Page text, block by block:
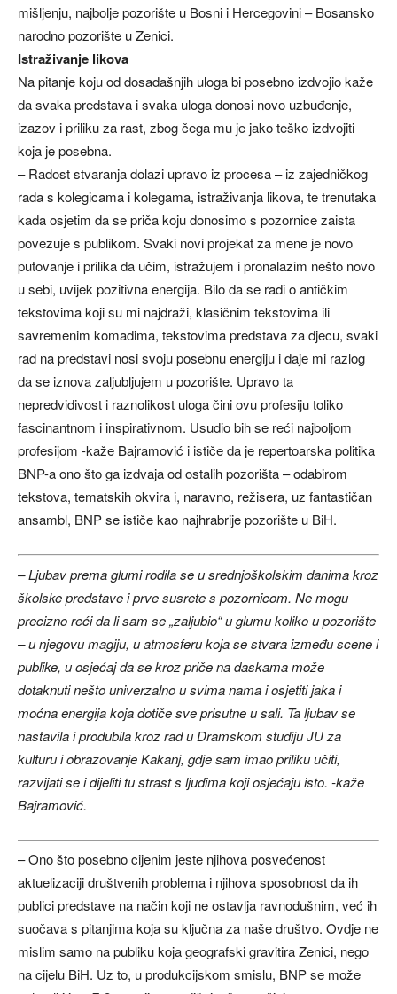
mišljenju, najbolje pozorište u Bosni i Hercegovini – Bosansko
narodno pozorište u Zenici.
Istraživanje likova
Na pitanje koju od dosadašnjih uloga bi posebno izdvojio kaže
da svaka predstava i svaka uloga donosi novo uzbuđenje,
izazov i priliku za rast, zbog čega mu je jako teško izdvojiti
koja je posebna.
– Radost stvaranja dolazi upravo iz procesa – iz zajedničkog
rada s kolegicama i kolegama, istraživanja likova, te trenutaka
kada osjetim da se priča koju donosimo s pozornice zaista
povezuje s publikom. Svaki novi projekat za mene je novo
putovanje i prilika da učim, istražujem i pronalazim nešto novo
u sebi, uvijek pozitivna energija. Bilo da se radi o antičkim
tekstovima koji su mi najdraži, klasičnim tekstovima ili
savremenim komadima, tekstovima predstava za djecu, svaki
rad na predstavi nosi svoju posebnu energiju i daje mi razlog
da se iznova zaljubljujem u pozorište. Upravo ta
nepredvidivost i raznolikost uloga čini ovu profesiju toliko
fascinantnom i inspirativnom. Usudio bih se reći najboljom
profesijom -kaže Bajramović i ističe da je repertoarska politika
BNP-a ono što ga izdvaja od ostalih pozorišta – odabirom
tekstova, tematskih okvira i, naravno, režisera, uz fantastičan
ansambl, BNP se ističe kao najhrabrije pozorište u BiH.
– Ljubav prema glumi rodila se u srednjoškolskim danima kroz
školske predstave i prve susrete s pozornicom. Ne mogu
precizno reći da li sam se „zaljubio“ u glumu koliko u pozorište
– u njegovu magiju, u atmosferu koja se stvara između scene i
publike, u osjećaj da se kroz priče na daskama može
dotaknuti nešto univerzalno u svima nama i osjetiti jaka i
moćna energija koja dotiče sve prisutne u sali. Ta ljubav se
nastavila i produbila kroz rad u Dramskom studiju JU za
kulturu i obrazovanje Kakanj, gdje sam imao priliku učiti,
razvijati se i dijeliti tu strast s ljudima koji osjećaju isto. -kaže
Bajramović.
– Ono što posebno cijenim jeste njihova posvećenost
aktuelizaciji društvenih problema i njihova sposobnost da ih
publici predstave na način koji ne ostavlja ravnodušnim, već ih
suočava s pitanjima koja su ključna za naše društvo. Ovdje ne
mislim samo na publiku koja geografski gravitira Zenici, nego
na cijelu BiH. Uz to, u produkcijskom smislu, BNP se može